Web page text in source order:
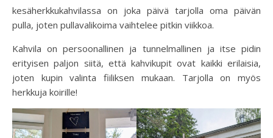
kesäherkkukahvilassa on joka päivä tarjolla oma päivän
pulla, joten pullavalikoima vaihtelee pitkin viikkoa.
Kahvila on persoonallinen ja tunnelmallinen ja itse pidin
erityisen paljon siitä, että kahvikupit ovat kaikki erilaisia,
joten kupin valinta fiiliksen mukaan. Tarjolla on myös
herkkuja koirille!